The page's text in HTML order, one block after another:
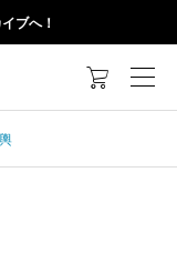
ブへ！
